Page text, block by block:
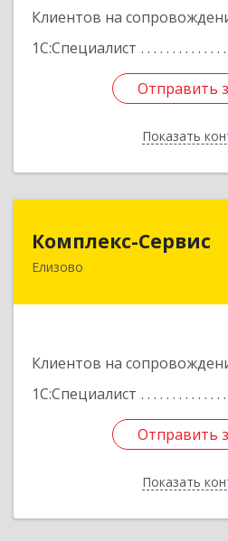
Клиентов на
1С:Специалист
Отправить
Показать
Отправить
Назад
Комплекс-Сервис
Елизово
Клиентов на
1С:Специалист
Отправить
Показать
684000, Камчатский
Отправить
Назад